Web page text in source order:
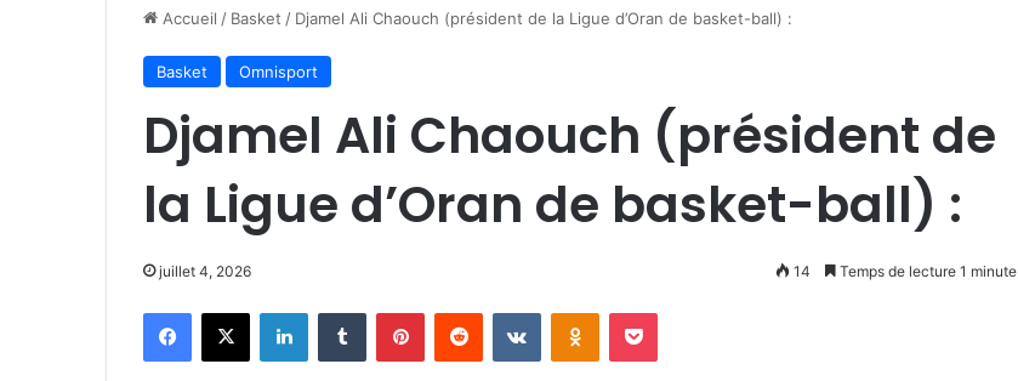
Accueil / Basket / Djamel Ali Chaouch (président de la Ligue d’Oran de basket-ball) :
Basket Omnisport
Djamel Ali Chaouch (président de
la Ligue d’Oran de basket-ball) :
juillet 4, 2026 14 Temps de lecture 1 minute
Facebook
X LinkedinTumblr PinterestReddit VKontakteOdnoklassniki
Pocket